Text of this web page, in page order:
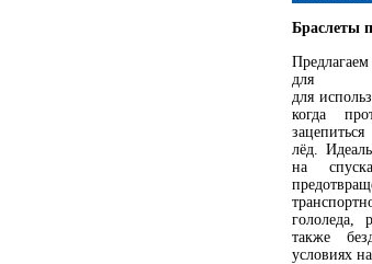
Браслеты
для
для
когда
лёд.
на
гололеда,
также
условиях